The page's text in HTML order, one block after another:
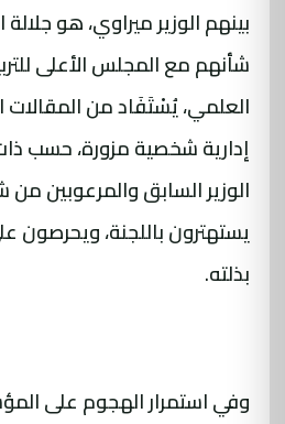
بينهم الوزير ميراوي، هو
شأنهم مع المجلس الأعلى
العلمي، يُسْتَفَاد من
إدارية شخصية مزورة، حسب
الوزير السابق والمرعوبين
يستهترون باللجنة، ويحرصون
بذلته.
وفي استمرار الهجوم على